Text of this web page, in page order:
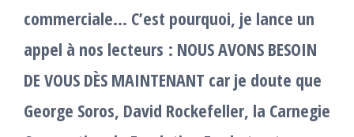
commerciale… C’est pourquoi, je lance un
appel à nos lecteurs : NOUS AVONS BESOIN
DE VOUS DÈS MAINTENANT car je doute que
George Soros, David Rockefeller, la Carnegie